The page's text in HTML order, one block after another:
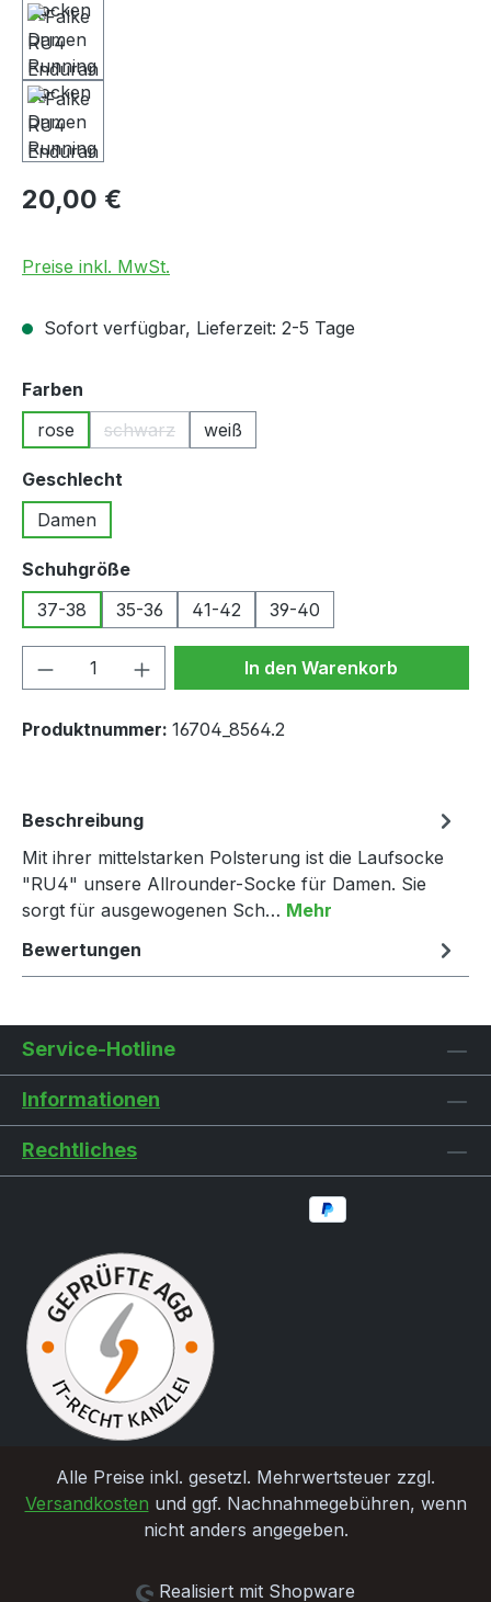
Regulärer Preis:
20,00 €
Preise inkl. MwSt.
Sofort verfügbar, Lieferzeit: 2-5 Tage
Farben
rose
schwarz
(Diese Option ist zurzeit nicht verfügbar.)
weiß
Geschlecht
Damen
Schuhgrößeauswählen
37-38
35-36 41-42 39-40
Produkt Anzahl: Gib denIn den Warenkorb
Produktnummer: 16704_8564.2
Beschreibung
Mit ihrer mittelstarken Polsterung ist die Laufsocke
"RU4" unsere Allrounder-Socke für Damen. Sie
sorgt für ausgewogenen Sch… Mehr
Bewertungen
Service-Hotline
Informationen
Rechtliches
Alle Preise inkl. gesetzl. Mehrwertsteuer zzgl.
Versandkosten und ggf. Nachnahmegebühren, wenn
nicht anders angegeben.
Realisiert mit Shopware